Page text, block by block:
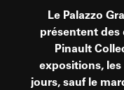
Le Palazzo
présentent des
Pinault
expositions,
jours, sauf le